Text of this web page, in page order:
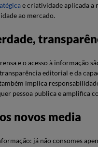
e criatividade aplicada a
ao mercado.
e o acesso à informação
editorial e da
implica
pessoa publica e amplifica
novos media
já não consomes